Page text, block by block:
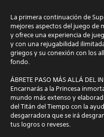
La primera continuación de
mejores aspectos del juego
y ofrece una experiencia de
y con una rejugabilidad
griegos y su conexión con los
fondo.
ÁBRETE PASO MÁS ALLÁ DEL
Encarnarás a la Princesa
mundo más extenso y
del Titán del Tiempo con la
desgarradora que se irá
tus logros o reveses.